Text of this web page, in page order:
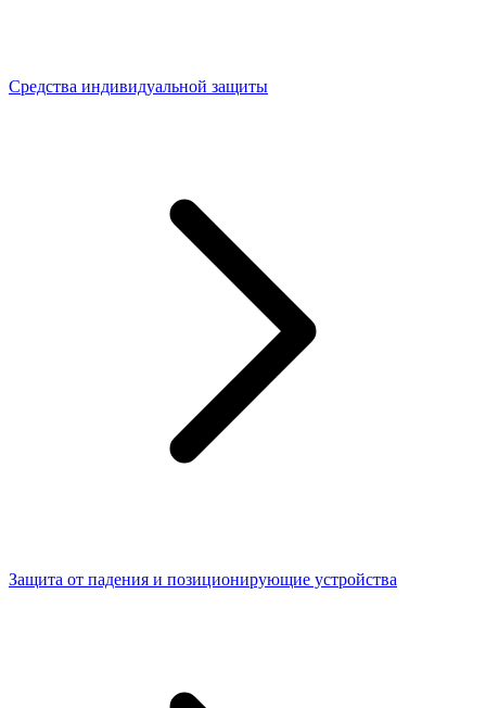
Средства индивидуальной защиты
Защита от падения и позиционирующие устройства